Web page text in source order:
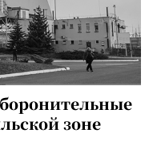
зоне